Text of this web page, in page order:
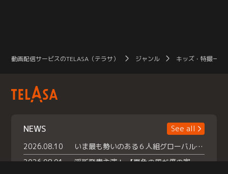
動画配信サービスのTELASA（テラサ） ジャンル キッズ・特撮一覧
NEWS
See all
2026.08.10
いま最も勢いのある６人組グローバルグル ープ NCT WISHの地上波初冠特番 『NCT WISHの放課後グランプリ』放送決定 メンバーたちが３ペアに分かれ 【平成】をテーマにしたスペシャル企画 で対決 番組撮り下ろしのパフォーマンスも！ TELASA（テラサ）では放送終了後から オリジナルコンテンツを大量配信！
2026.08.01
浮所飛貴主演！ 【夏色の風が僕の家にやってきた】 本日よりテラサで独占配信スタート！